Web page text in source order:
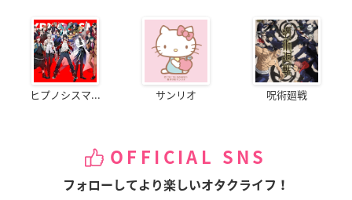
ヒプノシスマ... サンリオ 呪術廻戦
OFFICIAL SNS
フォローしてより楽しいオタクライフ！